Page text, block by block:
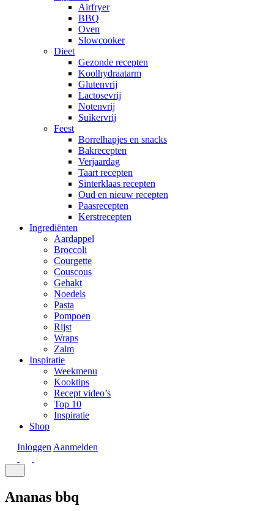
Airfryer
BBQ
Oven
Slowcooker
Dieet
Gezonde recepten
Koolhydraatarm
Glutenvrij
Lactosevrij
Notenvrij
Suikervrij
Feest
Borrelhapjes en snacks
Bakrecepten
Verjaardag
Taart recepten
Sinterklaas recepten
Oud en nieuw recepten
Paasrecepten
Kerstrecepten
Ingrediënten
Aardappel
Broccoli
Courgette
Couscous
Gehakt
Noedels
Pasta
Pompoen
Rijst
Wraps
Zalm
Inspiratie
Weekmenu
Kooktips
Recept video’s
Top 10
Inspiratie
Shop
Inloggen Aanmelden
Ananas bbq